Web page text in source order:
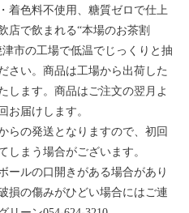
着色料不使用、糖質ゼロで仕上
店で飲まれる“本場のお茶割
市の工場で低温でじっくりと抽
さい。商品は工場から出荷した
します。商品はご注文の翌月よ
お届けします。
らの発送となりますので、初回
しまう場合がございます。
ールの口開きがある場合があり
損の傷みがひどい場合にはご連